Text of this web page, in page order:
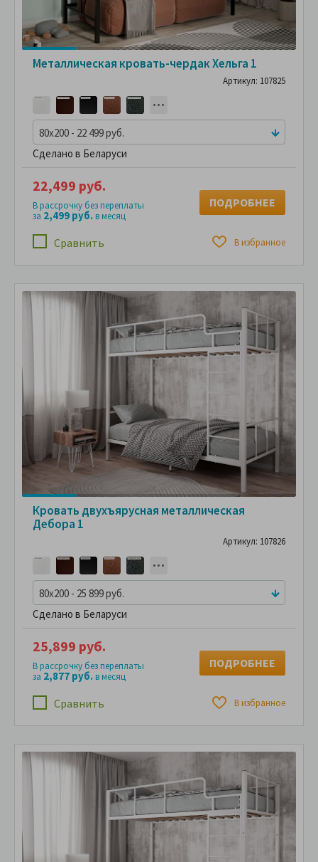
Металлическая кровать-чердак Хельга 1
Артикул: 107825
80x200 - 22 499 руб.
Сделано в Беларуси
Сравнить В избранное
22,499 руб.
В рассрочку без переплаты
за 2,499 руб.в месяц
ПОДРОБНЕЕ
Кровать двухъярусная металлическая
Дебора 1
Артикул: 107826
80x200 - 25 899 руб.
Сделано в Беларуси
Сравнить В избранное
25,899 руб.
В рассрочку без переплаты
за 2,877 руб.в месяц
ПОДРОБНЕЕ